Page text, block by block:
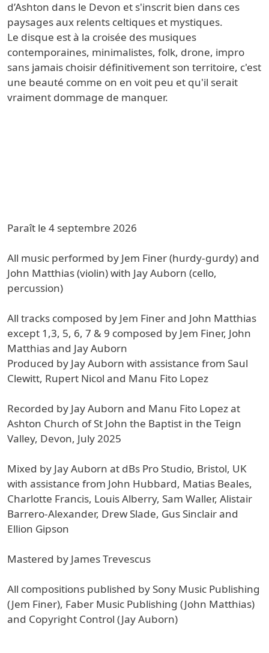
d’Ashton dans le Devon et s'inscrit bien dans ces
paysages aux relents celtiques et mystiques.
Le disque est à la croisée des musiques
contemporaines, minimalistes, folk, drone, impro
sans jamais choisir définitivement son territoire, c'est
une beauté comme on en voit peu et qu'il serait
vraiment dommage de manquer.
Paraît le 4 septembre 2026
All music performed by Jem Finer (hurdy-gurdy) and
John Matthias (violin) with Jay Auborn (cello,
percussion)
All tracks composed by Jem Finer and John Matthias
except 1,3, 5, 6, 7 & 9 composed by Jem Finer, John
Matthias and Jay Auborn
Produced by Jay Auborn with assistance from Saul
Clewitt, Rupert Nicol and Manu Fito Lopez
Recorded by Jay Auborn and Manu Fito Lopez at
Ashton Church of St John the Baptist in the Teign
Valley, Devon, July 2025
Mixed by Jay Auborn at dBs Pro Studio, Bristol, UK
with assistance from John Hubbard, Matias Beales,
Charlotte Francis, Louis Alberry, Sam Waller, Alistair
Barrero-Alexander, Drew Slade, Gus Sinclair and
Ellion Gipson
Mastered by James Trevescus
All compositions published by Sony Music Publishing
(Jem Finer), Faber Music Publishing (John Matthias)
and Copyright Control (Jay Auborn)